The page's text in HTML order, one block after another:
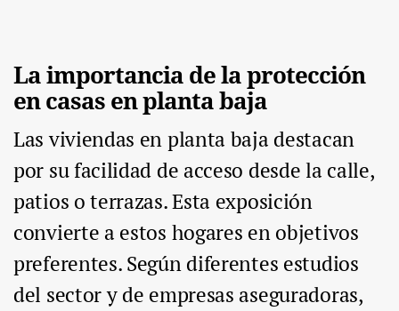
La importancia de la protección
en casas en planta baja
Las viviendas en planta baja destacan
por su facilidad de acceso desde la calle,
patios o terrazas. Esta exposición
convierte a estos hogares en objetivos
preferentes. Según diferentes estudios
del sector y de empresas aseguradoras,